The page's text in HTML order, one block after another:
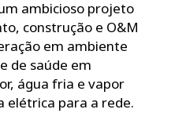
ambicioso projeto
construção e O&M
em ambiente
de saúde em
água fria e vapor
elétrica para a rede.